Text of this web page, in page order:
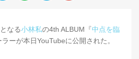
なる小林私の4th ALBUM『中点を臨
ーが本日YouTubeに公開された。